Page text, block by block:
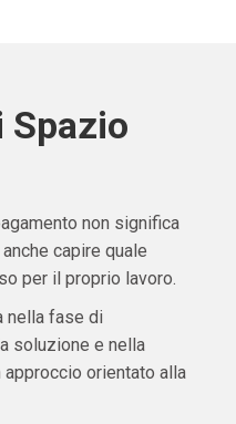
Spazio
non significa
capire quale
per il proprio lavoro.
nella fase di
soluzione e nella
orientato alla